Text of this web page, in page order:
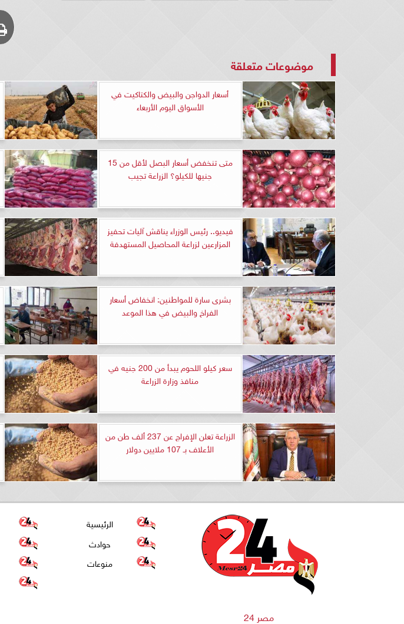
موضوعات متعلقة
أسعار الدواجن والبيض والكتاكيت في
الأسواق اليوم الأربعاء
متى تنخفض أسعار البصل لأقل من 15
جنيها للكيلو؟ الزراعة تجيب
فيديو.. رئيس الوزراء يناقش آليات تحفيز
المزارعين لزراعة المحاصيل المستهدفة
بشرى سارة للمواطنين: انخفاض أسعار
الفراخ والبيض في هذا الموعد
سعر كيلو اللحوم يبدأ من 200 جنيه في
منافذ وزارة الزراعة
الزراعة تعلن الإفراج عن 237 ألف طن من
الأعلاف بـ 107 ملايين دولار
مصر 24
الرئيسية
حوادث
منوعات